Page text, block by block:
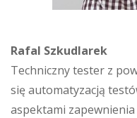
Rafal Szkudlarek
Techniczny tester z
się automatyzacją
aspektami